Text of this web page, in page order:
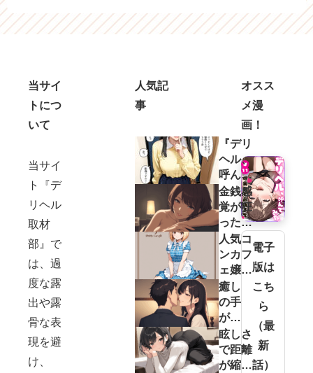
当サイ
トにつ
いて
当サイ
ト『デ
リヘル
取材
部』で
は、過
度な露
出や露
骨な表
現を避
け、
人気記
事
『デリ
ヘル、
呼んで
み
た。』
レビュ
ー｜初
出勤の
子に制
服＆動
画をお
願いし
てみた
結
果…？
金銭感
覚が狂
った家
に育
つ：親
が会社
経営者
／ホス
ト彼氏
持ち
（20）
人気コ
ンカフ
ェ嬢
“える
ちゃ
ん”が
デリヘ
ル
に…!？
癒し
の手
が、
距離
をゼ
ロに
眩しさ
で距離
が縮む
オスス
メ漫
画！
電子
版は
こち
ら
（最
新
話）